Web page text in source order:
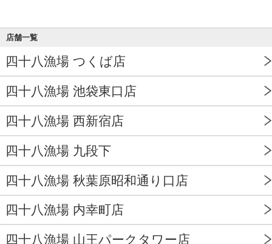
店舗一覧
四十八漁場 つくば店
四十八漁場 池袋東口店
四十八漁場 西新宿店
四十八漁場 九段下
四十八漁場 秋葉原昭和通り口店
四十八漁場 内幸町店
四十八漁場 山王パークタワー店